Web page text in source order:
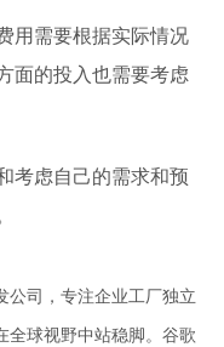
用需要根据实际情况
面的投入也需要考虑
考虑自己的需求和预
司，专注企业工厂独立
全球视野中站稳脚。谷歌